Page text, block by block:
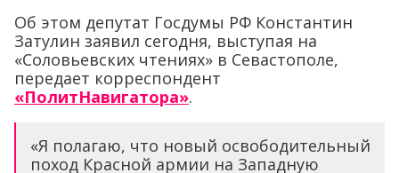
Об этом депутат Госдумы РФ Константин
Затулин заявил сегодня, выступая на
«Соловьевских чтениях» в Севастополе,
передает корреспондент
«ПолитНавигатора».
«Я полагаю, что новый освободительный
поход Красной армии на Западную